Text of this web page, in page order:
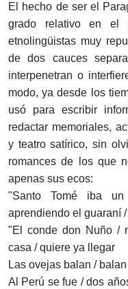
El hecho de ser el
grado relativo en el
etnolingüistas muy
de dos cauces
interpenetran o
modo, ya desde los
usó para escribir
redactar memoriales,
y teatro satírico, sin
romances de los que
apenas sus ecos:
"Santo Tomé iba
aprendiendo el guaraní
"El conde don Nuño /
casa / quiere ya llegar
Las ovejas balan /
Al Perú se fue / dos